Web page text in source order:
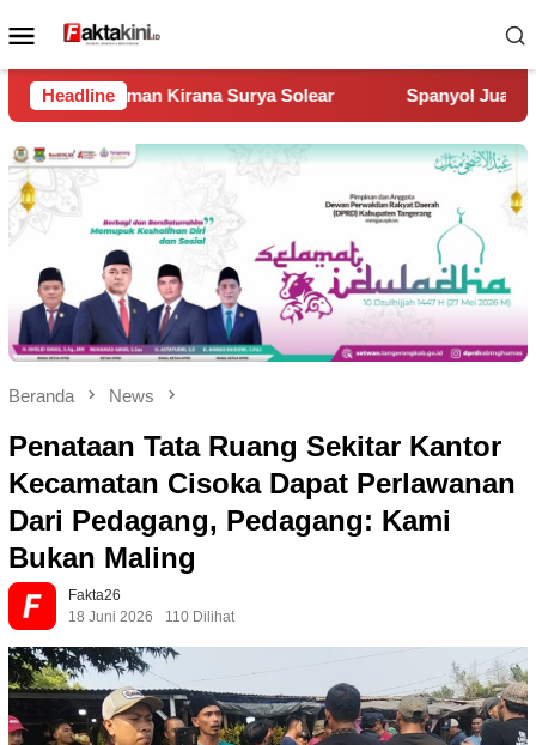
ke
Menu
Mobile
Headline
Solear Spanyol Juara Piala Dunia 2026, Kalahkan
Beranda News
Penataan Tata Ruang Sekitar Kantor
Kecamatan Cisoka Dapat Perlawanan
Dari Pedagang, Pedagang: Kami
Bukan Maling
Fakta26
18 Juni 2026
110 Dilihat